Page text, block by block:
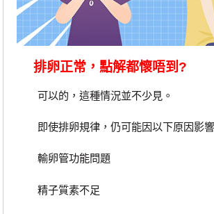
排卵正常，點解都懷唔到?
可以的，這種情況並不少見。
即使排卵規律，仍可能因以下原因影響
輸卵管功能問題
精子質素不足